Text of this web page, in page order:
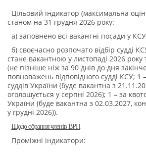
Цільовий індикатор (максимальна
станом на 31 грудня 2026 року:
а) заповнено всі вакантні посади у
б) своєчасно розпочато відбір судді
стане вакантною у листопаді 2026 року
(не пізніше ніж за 90 днів до дня
повноважень відповідного судді КСУ; 1
суддів України (буде вакантна з
оголошується у серпні 2026); 1 – за
України (буде вакантна з 02.03.2027,
у грудні 2026)).
Щодо обрання членів ВРП
Проміжні індикатори: